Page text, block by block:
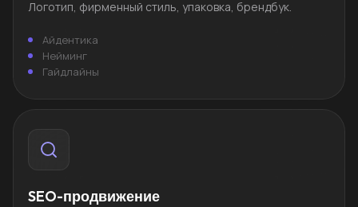
Логотип, фирменный стиль, упаковка, брендбук.
Айдентика
Нейминг
Гайдлайны
SEO-продвижение